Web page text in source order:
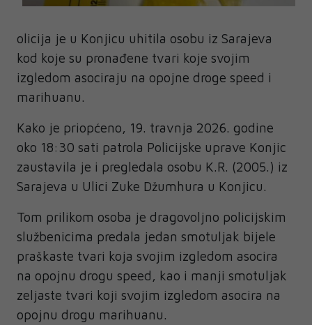
olicija je u Konjicu uhitila osobu iz Sarajeva
kod koje su pronađene tvari koje svojim
izgledom asociraju na opojne droge speed i
marihuanu.
Kako je priopćeno, 19. travnja 2026. godine
oko 18:30 sati patrola Policijske uprave Konjic
zaustavila je i pregledala osobu K.R. (2005.) iz
Sarajeva u Ulici Zuke Džumhura u Konjicu.
Tom prilikom osoba je dragovoljno policijskim
službenicima predala jedan smotuljak bijele
praškaste tvari koja svojim izgledom asocira
na opojnu drogu speed, kao i manji smotuljak
zeljaste tvari koji svojim izgledom asocira na
opojnu drogu marihuanu.